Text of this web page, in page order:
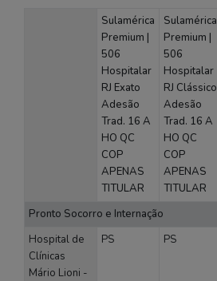
Sulamérica
Premium |
506
Hospitalar
RJ Exato
Adesão
Trad. 16 A
HO QC
COP
APENAS
TITULAR
Sulamérica
Premium |
506
Hospitalar
RJ Clássico
Adesão
Trad. 16 A
HO QC
COP
APENAS
TITULAR
Pronto Socorro e Internação
Hospital de
Clínicas
Mário Lioni -
PS PS